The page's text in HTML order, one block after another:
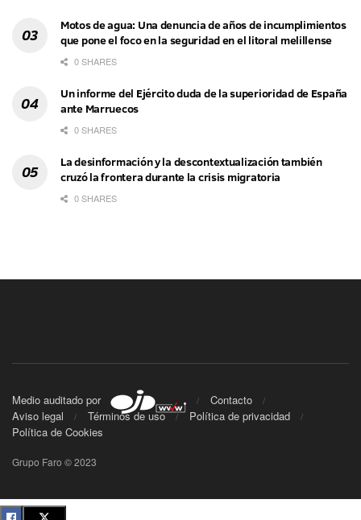
Motos de agua: Una denuncia de años de incumplimientos
que pone el foco en la seguridad en el litoral melillense
0 SHARES
Un informe del Ejército duda de la superioridad de España
ante Marruecos
0 SHARES
La desinformación y la descontextualización también
cruzó la frontera durante la crisis migratoria
0 SHARES
Medio auditado por
Contacto
Aviso legal
Términos de uso
Política de privacidad
Política de Cookies
Grupo Faro © 2023